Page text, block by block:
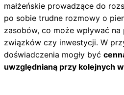
małżeńskie prowadzące do
po sobie trudne rozmowy o
zasobów, co może wpływać
związków czy inwestycji. W
doświadczenia mogły być
uwzględnianą przy kolejnych